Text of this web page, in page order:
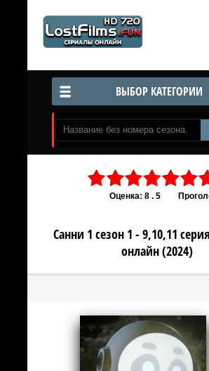
ВЫБОР КАТЕГОРИИ
Оценка: 8 . 5
Санни 1 сезон 1 - 9,10,11
онлайн (2024)